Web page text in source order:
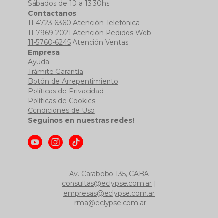
Sábados de 10 a 13:30hs
Contactanos
11-4723-6360 Atención Telefónica
11-7969-2021 Atención Pedidos Web
11-5760-6245Atención Ventas
Empresa
Ayuda
Trámite Garantía
Botón de Arrepentimiento
Políticas de Privacidad
Políticas de Cookies
Condiciones de Uso
Seguinos en nuestras redes!
Av. Carabobo 135, CABA
consultas@eclypse.com.ar
empresas@eclypse.com.ar
rma@eclypse.com.ar